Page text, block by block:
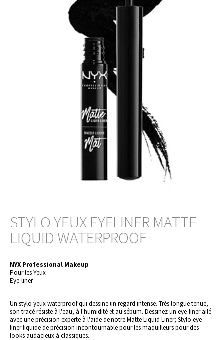
STYLO YEUX EYELINER MATTE
LIQUID WATERPROOF
NYX Professional Makeup
Pour les Yeux
Eye-liner
Un stylo yeux waterproof qui dessine un regard intense. Très longue tenue,
son tracé résiste à l'eau, à l'humidité et au sébum. Dessinez un eye-liner ailé
avec une précision experte à l'aide de notre Matte Liquid Liner; Stylo eye-
liner liquide de précision incontournable pour les maquilleurs pour des
looks audacieux à classiques.